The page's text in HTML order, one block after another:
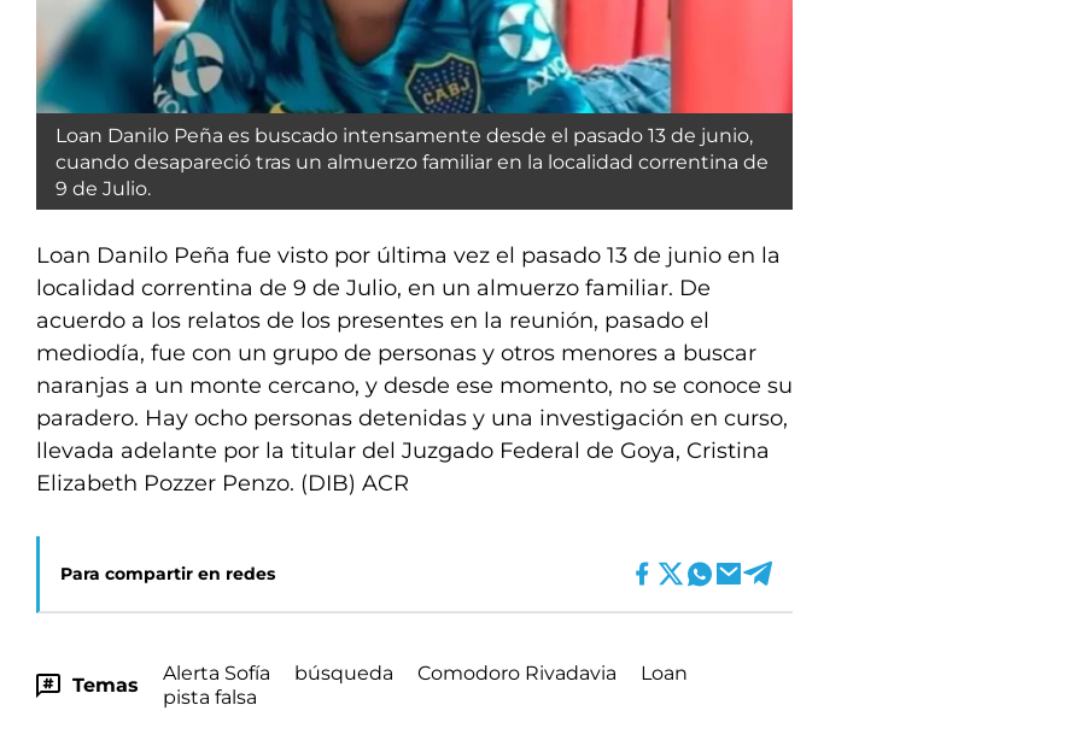
Loan Danilo Peña es buscado intensamente desde el pasado 13 de junio,
cuando desapareció tras un almuerzo familiar en la localidad correntina de
9 de Julio.
Loan Danilo Peña fue visto por última vez el pasado 13 de junio en la
localidad correntina de 9 de Julio, en un almuerzo familiar. De
acuerdo a los relatos de los presentes en la reunión, pasado el
mediodía, fue con un grupo de personas y otros menores a buscar
naranjas a un monte cercano, y desde ese momento, no se conoce su
paradero. Hay ocho personas detenidas y una investigación en curso,
llevada adelante por la titular del Juzgado Federal de Goya, Cristina
Elizabeth Pozzer Penzo. (DIB) ACR
Para compartir en redes
Temas
Alerta Sofía búsqueda Comodoro Rivadavia
Loan
pista falsa